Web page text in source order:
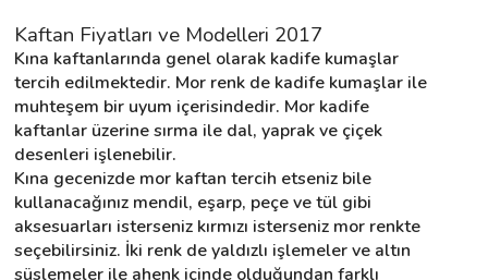
Kaftan Fiyatları ve Modelleri 2017
Kına kaftanlarında genel olarak kadife kumaşlar
tercih edilmektedir. Mor renk de kadife kumaşlar ile
muhteşem bir uyum içerisindedir. Mor kadife
kaftanlar üzerine sırma ile dal, yaprak ve çiçek
desenleri işlenebilir.
Kına gecenizde mor kaftan tercih etseniz bile
kullanacağınız mendil, eşarp, peçe ve tül gibi
aksesuarları isterseniz kırmızı isterseniz mor renkte
seçebilirsiniz. İki renk de yaldızlı işlemeler ve altın
süslemeler ile ahenk içinde olduğundan farklı